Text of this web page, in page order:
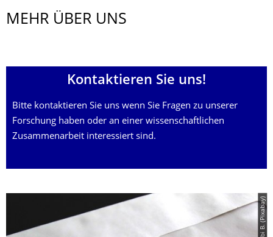
MEHR ÜBER UNS
Kontaktieren Sie uns!
Bitte kontaktieren Sie uns wenn Sie Fragen zu unserer
Forschung haben oder an einer wissenschaftlichen
Zusammenarbeit interessiert sind.
© Hebi B. (Pixabay)